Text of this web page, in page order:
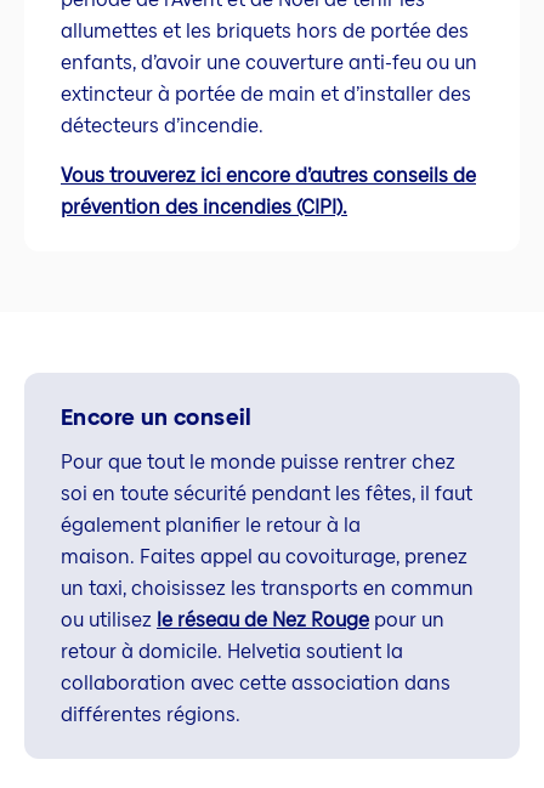
allumettes et les briquets hors de portée des
enfants, d’avoir une couverture anti-feu ou un
extincteur à portée de main et d’installer des
détecteurs d’incendie.
Vous trouverez ici encore d’autres conseils de
prévention des incendies (CIPI).
Encore un conseil
Pour que tout le monde puisse rentrer chez
soi en toute sécurité pendant les fêtes, il faut
également planifier le retour à la
maison. Faites appel au covoiturage, prenez
un taxi, choisissez les transports en commun
ou utilisez le réseau de Nez Rouge pour un
retour à domicile. Helvetia soutient la
collaboration avec cette association dans
différentes régions.